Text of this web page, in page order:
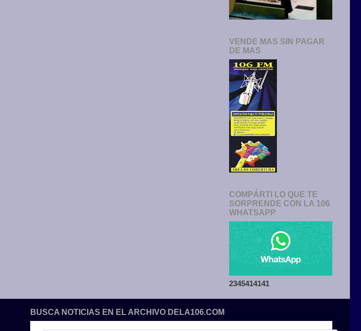
VENDE MAS SIN PAGAR
DE MAS
COMPÁRTI LO QUE TE
SORPRENDE CON LA 106
WHATSAPP
2345414141
BUSCA NOTICIAS EN EL ARCHIVO DELA106.COM